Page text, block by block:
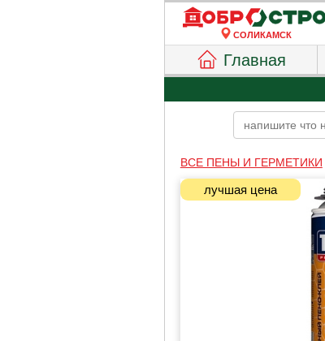
СОЛИКАМСК
Главная
ВСЕ ПЕНЫ И ГЕРМЕТИКИ